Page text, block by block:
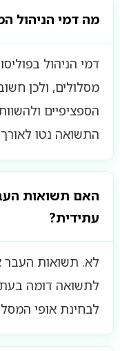
מה דמי הניהול
דמי הניהול
מסלולים, ולכן
הספציפיים
התשואה נטו לאורך
האם תשואות
עתידית?
לא. תשואות העבר
לתשואה דומה
לבחינת אופי